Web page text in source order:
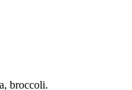
broccoli.